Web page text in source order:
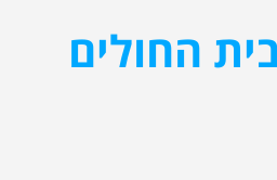
החולים